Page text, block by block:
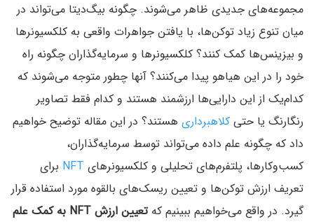
مجموعه‌های جدیدی ظاهر می‌شوند. چگونه بیگ‌دیتا می‌تواند در
میان تنوع زیاد توکن‌ها، با یافتن جواهرات واقعی به کلکسیونرها
و بیزینس‌ها کمک کنند؟ کلکسیونرها و سرمایه‌گذاران چگونه راه
خود را در این هیاهو پیدا می‌کنند؟ آنها چطور متوجه می‌شوند که
کدام‌یک از این دارایی‌ها ارزشمند هستند و کدام فقط تصاویر
رنگارنگ یا حتی کلاهبرداری هستند؟ در این مقاله توضیح خواهیم
داد که چگونه علم داده می‌تواند توسط سرمایه‌گذاران،
کسب‌وکارها، پلتفرم‌های تحلیلی و کلکسیونرهای NFT برای
تعریف ارزش توکن‌ها و تعیین ریسک‌های بالقوه مورد استفاده قرار
گیرد. در واقع می‌خواهیم ببینیم كه
تعیین ارزش NFT به کمک علم